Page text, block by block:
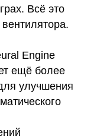
Всё это
Engine
ещё более
улучшения